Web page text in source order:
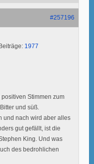
#257196
1977
Stimmen zum
und süß.
und nach wird aber alles
gut gefällt, ist die
King. Und was
des bedrohlichen